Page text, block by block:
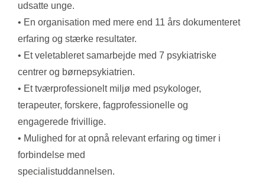
udsatte unge.
• En organisation med mere end 11 års dokumenteret
erfaring og stærke resultater.
• Et veletableret samarbejde med 7 psykiatriske
centrer og børnepsykiatrien.
• Et tværprofessionelt miljø med psykologer,
terapeuter, forskere, fagprofessionelle og
engagerede frivillige.
• Mulighed for at opnå relevant erfaring og timer i
forbindelse med
specialistuddannelsen.